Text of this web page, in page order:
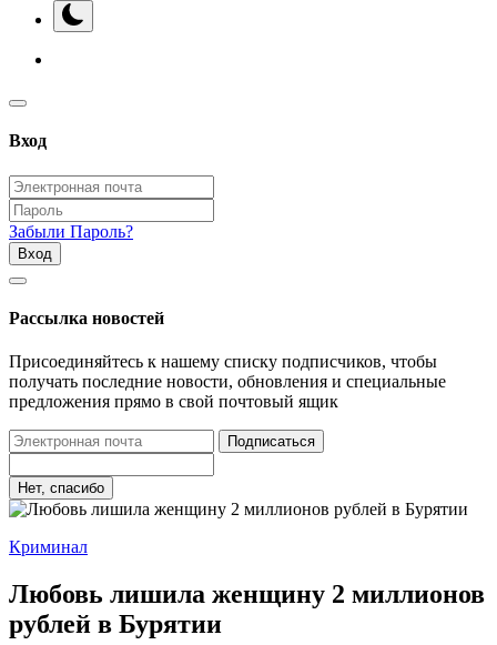
Вход
Забыли Пароль?
Вход
Рассылка новостей
Присоединяйтесь к нашему списку подписчиков, чтобы
получать последние новости, обновления и специальные
предложения прямо в свой почтовый ящик
Подписаться
Нет, спасибо
Криминал
Любовь лишила женщину 2 миллионов
рублей в Бурятии